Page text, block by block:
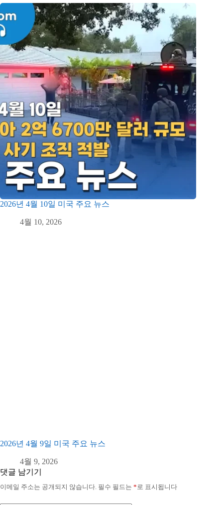
2026년 4월 10일 미국 주요 뉴스
4월 10, 2026
2026년 4월 9일 미국 주요 뉴스
4월 9, 2026
댓글 남기기
이메일 주소는 공개되지 않습니다. 필수 필드는 *로 표시됩니다